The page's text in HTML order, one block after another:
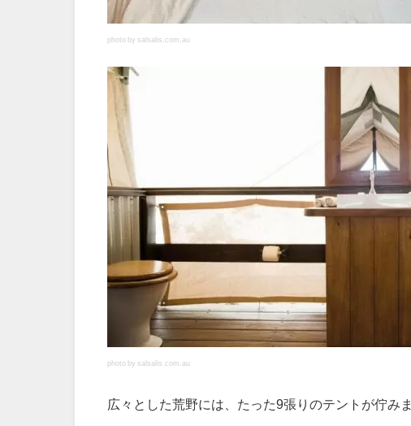
photo by salsalis.com.au
photo by salsalis.com.au
広々とした荒野には、たった9張りのテントが佇みま